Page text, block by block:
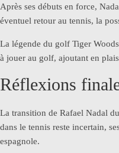
Après ses débuts en force,
éventuel retour au tennis, la
La légende du golf Tiger
à jouer au golf, ajoutant en
Réflexions
La transition de Rafael Nadal
dans le tennis reste incertain,
espagnole.